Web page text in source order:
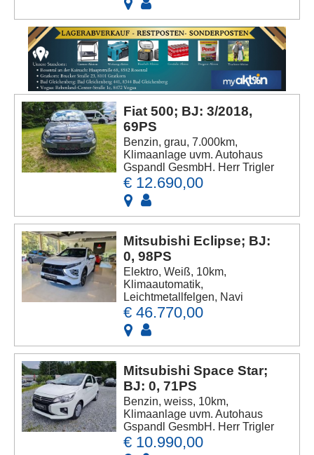
Fiat 500; BJ: 3/2018,
69PS
Benzin, grau, 7.000km,
Klimaanlage uvm. Autohaus
Gspandl GesmbH. Herr Trigler
€ 12.690,00
Mitsubishi Eclipse; BJ:
0, 98PS
Elektro, Weiß, 10km,
Klimaautomatik,
Leichtmetallfelgen, Navi
€ 46.770,00
Mitsubishi Space Star;
BJ: 0, 71PS
Benzin, weiss, 10km,
Klimaanlage uvm. Autohaus
Gspandl GesmbH. Herr Trigler
€ 10.990,00